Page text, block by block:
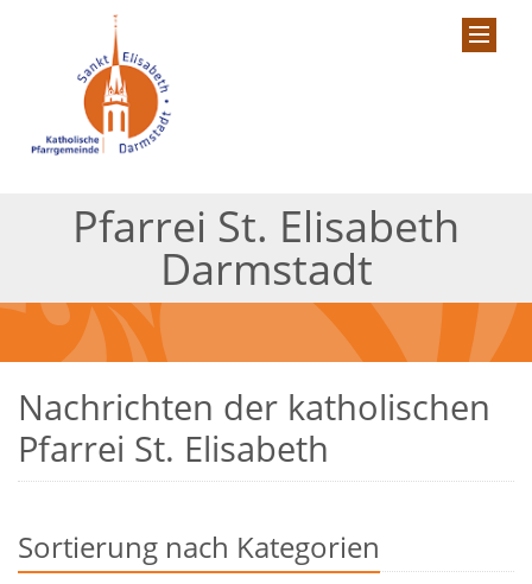
Pfarrei St. Elisabeth
Darmstadt
Nachrichten der katholischen
Pfarrei St. Elisabeth
Sortierung nach Kategorien